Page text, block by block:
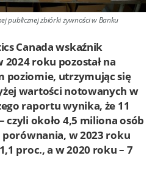
publicznej zbiórki żywności w Banku
Canada wskaźnik
roku pozostał na
poziomie, utrzymując się
wartości notowanych w
raportu wynika, że 11
czyli około 4,5 miliona osób
porównania, w 2023 roku
proc., a w 2020 roku – 7